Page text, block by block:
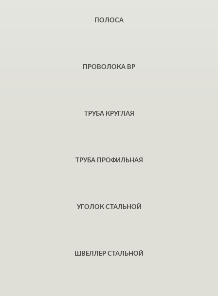
ПОЛОСА
ПРОВОЛОКА ВР
ТРУБА КРУГЛАЯ
ТРУБА ПРОФИЛЬНАЯ
УГОЛОК СТАЛЬНОЙ
ШВЕЛЛЕР СТАЛЬНОЙ